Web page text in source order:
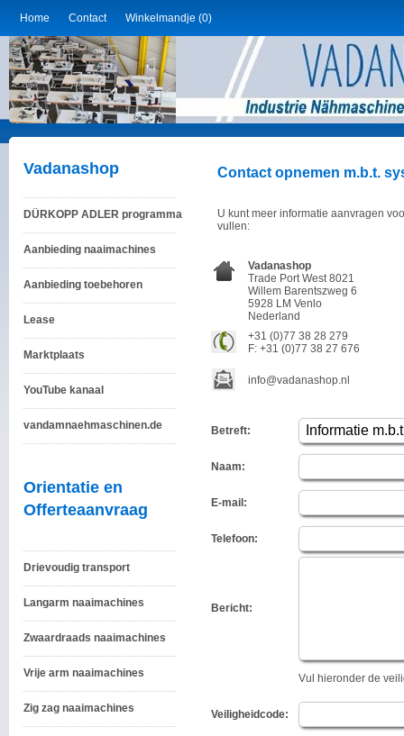
Home Contact Winkelmandje (0)
Vadanashop
DÜRKOPP ADLER programma
Aanbieding naaimachines
Aanbieding toebehoren
Lease
Marktplaats
YouTube kanaal
vandamnaehmaschinen.de
Orientatie en
Offerteaanvraag
Drievoudig transport
Langarm naaimachines
Zwaardraads naaimachines
Vrije arm naaimachines
Zig zag naaimachines
Contact opnemen m.b.t.
U kunt meer informatie aanvragen
vullen:
Vadanashop
Trade Port West 8021
Willem Barentszweg 6
5928 LM Venlo
Nederland
+31 (0)77 38 28 279
F: +31 (0)77 38 27 676
info@vadanashop.nl
Betreft:
Naam:
E-mail:
Telefoon:
Bericht:
Vul hieronder de
Veiligheidcode: